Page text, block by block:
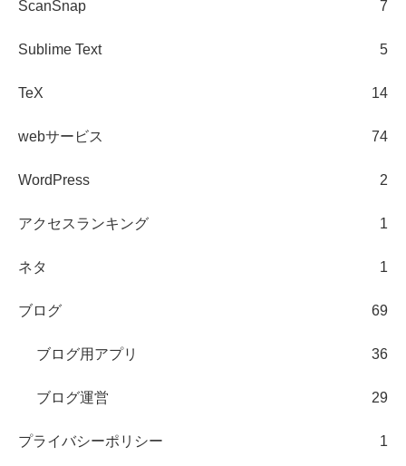
ScanSnap 7
Sublime Text 5
TeX 14
webサービス 74
WordPress 2
アクセスランキング 1
ネタ 1
ブログ 69
ブログ用アプリ 36
ブログ運営 29
プライバシーポリシー 1